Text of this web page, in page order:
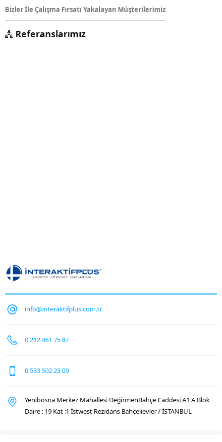
Bizler İle Çalışma Fırsatı Yakalayan Müşterilerimiz
Referanslarımız
info@interaktifplus.com.tr
0 212 461 75 87
0 533 502 23 09
Yenibosna Merkez Mahallesi DeğirmenBahçe Caddesi A1 A Blok
Daire : 19 Kat :1 İstwest Rezidans Bahçelievler / İSTANBUL